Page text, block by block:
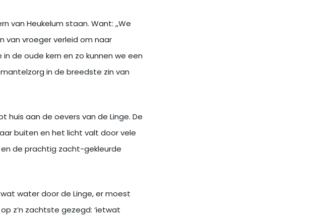
van Heukelum staan. Want: ,,We
van vroeger verleid om naar
de oude kern en zo kunnen we een
in de breedste zin van
huis aan de oevers van de Linge. De
buiten en het licht valt door vele
de prachtig zacht-gekleurde
water door de Linge, er moest
z’n zachtste gezegd: ‘ietwat